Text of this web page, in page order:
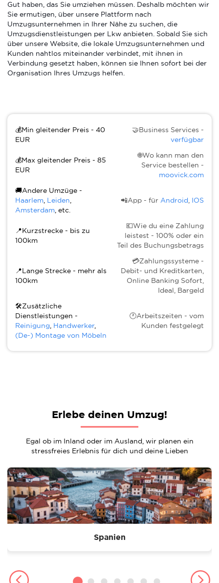
Gut haben, das Sie umziehen müssen. Deshalb möchten wir
Sie ermutigen, über unsere Plattform nach
Umzugsunternehmen in Ihrer Nähe zu suchen, die
Umzugsdienstleistungen per Lkw anbieten. Sobald Sie sich
über unsere Website, die lokale Umzugsunternehmen und
Kunden nahtlos miteinander verbindet, mit ihnen in
Verbindung gesetzt haben, können sie Ihnen sofort bei der
Organisation Ihres Umzugs helfen.
💰Min gleitender Preis - 40
EUR
🤝Business Services -
verfügbar
💰Max gleitender Preis - 85
EUR
🌐Wo kann man den
Service bestellen -
moovick.com
🚚Andere Umzüge -
Haarlem Leiden
Amsterdam , etc.
📲App - für Android IOS
📍Kurzstrecke - bis zu
100km
💶Wie du eine Zahlung
leistest - 100% oder ein
Teil des Buchungsbetrags
📍Lange Strecke - mehr als
100km
💳Zahlungssysteme -
Debit- und Kreditkarten,
Online Banking Sofort,
Ideal, Bargeld
🛠Zusätzliche
Dienstleistungen -
Reinigung Handwerker,
(De-) Montage von Möbeln
🕐Arbeitszeiten - vom
Kunden festgelegt
Erlebe deinen Umzug!
Egal ob im Inland oder im Ausland, wir planen ein
stressfreies Erlebnis für dich und deine Lieben
Spanien